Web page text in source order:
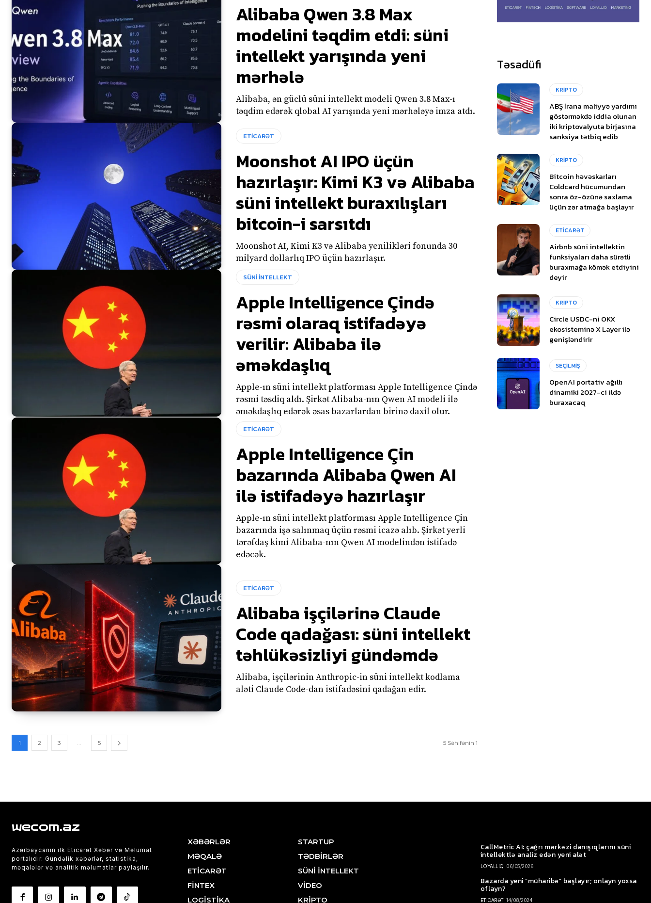
Alibaba Qwen 3.8 Max
modelini təqdim etdi: süni
intellekt yarışında yeni
mərhələ
Alibaba, ən güclü süni intellekt modeli Qwen 3.8 Max-ı
təqdim edərək qlobal AI yarışında yeni mərhələyə imza atdı.
ETİCARƏT
Moonshot AI IPO üçün
hazırlaşır: Kimi K3 və Alibaba
süni intellekt buraxılışları
bitcoin-i sarsıtdı
Moonshot AI, Kimi K3 və Alibaba yenilikləri fonunda 30
milyard dollarlıq IPO üçün hazırlaşır.
SÜNİ İNTELLEKT
Apple Intelligence Çində
rəsmi olaraq istifadəyə
verilir: Alibaba ilə
əməkdaşlıq
Apple-ın süni intellekt platforması Apple Intelligence Çində
rəsmi təsdiq aldı. Şirkət Alibaba-nın Qwen AI modeli ilə
əməkdaşlıq edərək əsas bazarlardan birinə daxil olur.
ETİCARƏT
Apple Intelligence Çin
bazarında Alibaba Qwen AI
ilə istifadəyə hazırlaşır
Apple-ın süni intellekt platforması Apple Intelligence Çin
bazarında işə salınmaq üçün rəsmi icazə alıb. Şirkət yerli
tərəfdaş kimi Alibaba-nın Qwen AI modelindən istifadə
edəcək.
ETİCARƏT
Alibaba işçilərinə Claude
Code qadağası: süni intellekt
təhlükəsizliyi gündəmdə
Alibaba, işçilərinin Anthropic-in süni intellekt kodlama
aləti Claude Code-dan istifadəsini qadağan edir.
1 2 3 ... 5 5 Səhifənin 1
Təsadüfi
KRİPTO
ABŞ İrana maliyyə yardımı
göstərməkdə iddia olunan
iki kriptovalyuta birjasına
sanksiya tətbiq edib
KRİPTO
Bitcoin həvəskarları
Coldcard hücumundan
sonra öz-özünə saxlama
üçün zər atmağa başlayır
ETİCARƏT
Airbnb süni intellektin
funksiyaları daha sürətli
buraxmağa kömək etdiyini
deyir
KRİPTO
Circle USDC-ni OKX
ekosisteminə X Layer ilə
genişləndirir
SEÇİLMİŞ
OpenAI portativ ağıllı
dinamiki 2027-ci ildə
buraxacaq
wecom.az
Azərbaycanın ilk Eticarət Xəbər və Məlumat
portalıdır. Gündəlik xəbərlər, statistika,
məqalələr və analitik məlumatlar paylaşılır.
XƏBƏRLƏR
MƏQALƏ
ETİCARƏT
FİNTEX
LOGİSTİKA
STARTUP
TƏDBİRLƏR
SÜNİ İNTELLEKT
VİDEO
KRİPTO
CallMetric AI: çağrı mərkəzi danışıqlarını süni
intellektlə analiz edən yeni alət
LOYALLIQ 06/05/2026
Bazarda yeni “müharibə” başlayır; onlayn yoxsa
oflayn?
ETİCARƏT 14/08/2024